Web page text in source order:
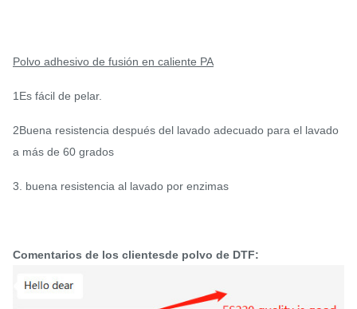
Polvo adhesivo de fusión en caliente PA
1Es fácil de pelar.
2Buena resistencia después del lavado adecuado para el lavado
a más de 60 grados
3. buena resistencia al lavado por enzimas
Comentarios de los clientesde polvo de DTF: